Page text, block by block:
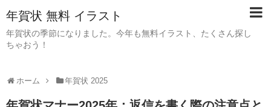
年賀状 無料 イラスト
年賀状の季節になりました。今年も無料イラスト、たくさん探し
ちゃおう！
ホーム 年賀状 2025